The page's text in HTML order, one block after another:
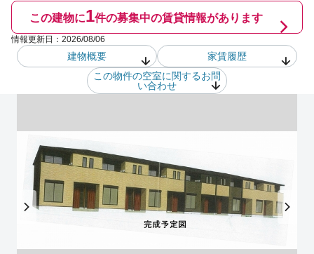
この建物に1件の募集中の賃貸情報があります
情報更新日： 2026/08/06
建物概要
家賃履歴
この物件の空室に関するお問
い合わせ